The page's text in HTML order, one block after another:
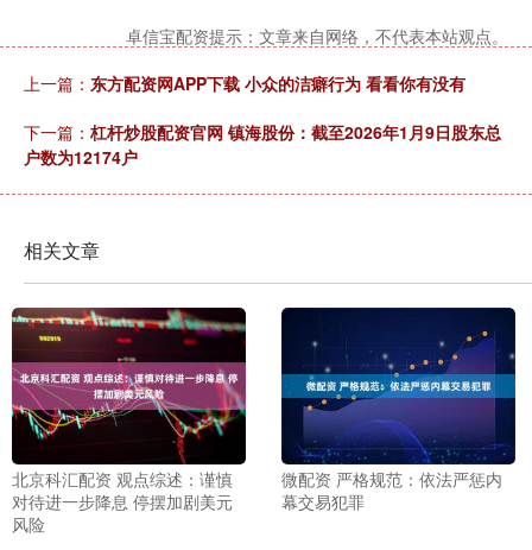
卓信宝配资提示：文章来自网络，不代表本站观点。
上一篇： 东方配资网APP下载 小众的洁癖行为 看看你有没有
下一篇： 杠杆炒股配资官网 镇海股份：截至2026年1月9日股东总
户数为12174户
相关文章
北京科汇配资 观点综述：谨慎
对待进一步降息 停摆加剧美元
风险
微配资 严格规范：依法严惩内
幕交易犯罪